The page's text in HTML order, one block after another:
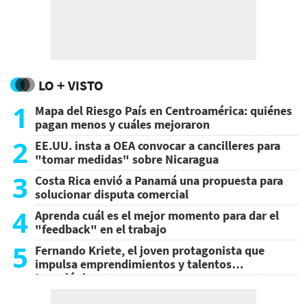
LO + VISTO
1
Mapa del Riesgo País en Centroamérica: quiénes
pagan menos y cuáles mejoraron
2 EE.UU. insta a OEA convocar a cancilleres para
"tomar medidas" sobre Nicaragua
3 Costa Rica envió a Panamá una propuesta para
solucionar disputa comercial
4 Aprenda cuál es el mejor momento para dar el
"feedback" en el trabajo
5 Fernando Kriete, el joven protagonista que
impulsa emprendimientos y talentos
tecnológicos